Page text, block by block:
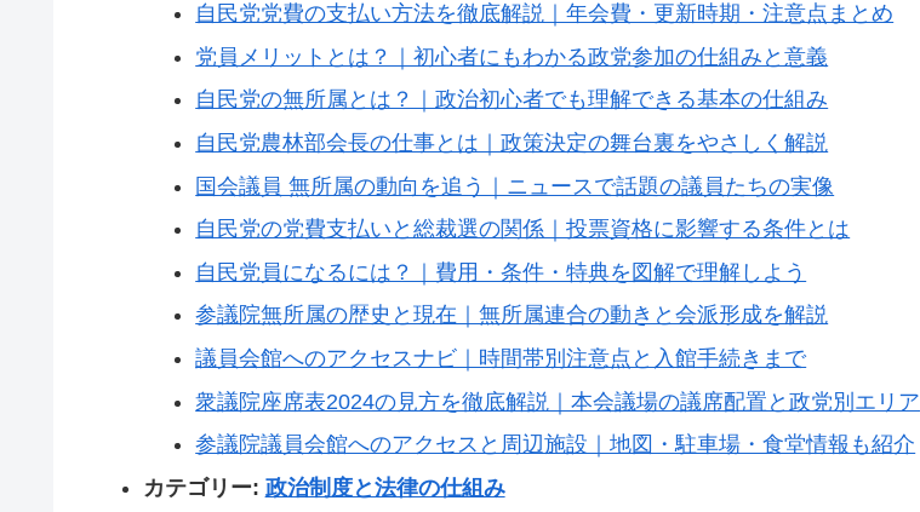
自民党党費の支払い方法を徹底解説｜年会費・更新時期・注意点まとめ
党員メリットとは？｜初心者にもわかる政党参加の仕組みと意義
自民党の無所属とは？｜政治初心者でも理解できる基本の仕組み
自民党農林部会長の仕事とは｜政策決定の舞台裏をやさしく解説
国会議員 無所属の動向を追う｜ニュースで話題の議員たちの実像
自民党の党費支払いと総裁選の関係｜投票資格に影響する条件とは
自民党員になるには？｜費用・条件・特典を図解で理解しよう
参議院無所属の歴史と現在｜無所属連合の動きと会派形成を解説
議員会館へのアクセスナビ｜時間帯別注意点と入館手続きまで
衆議院座席表2024の見方を徹底解説｜本会議場の議席配置と政党別エリア
参議院議員会館へのアクセスと周辺施設｜地図・駐車場・食堂情報も紹介
カテゴリー: 政治制度と法律の仕組み